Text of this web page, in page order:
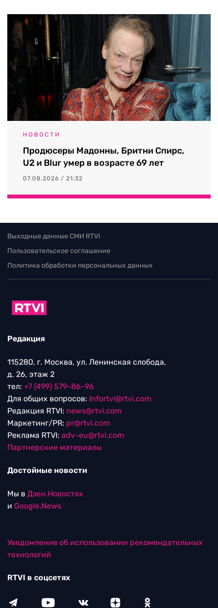
НОВОСТИ
Продюсеры Мадонны, Бритни Спирс,
U2 и Blur умер в возрасте 69 лет
07.08.2026 / 21:32
Выходные данные СМИ RTVI
Пользовательское соглашение
Политика обработки персональных данных
Редакция
115280, г. Москва, ул. Ленинская слобода,
д. 26, этаж 2
тел: +7 (499) 579-86-96
Для общих вопросов: Infortvi@rtvi.com
Редакция RTVI: news@rtvi.com
Маркетинг/PR: pr@rtvi.com
Реклама RTVI: adv-eu@rtvi.com
Партнерские материалы
Достойные новости
Мы в Дзен.Новостях
и Google.News
Уведомление об использовании рекомендательных
технологий
RTVI в соцсетях